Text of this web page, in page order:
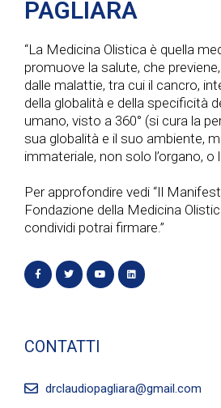
PAGLIARA
“La Medicina Olistica è quella
promuove la salute, che
dalle malattie, tra cui il cancro,
della globalità e della specificità
umano, visto a 360° (si cura la
sua globalità e il suo ambiente,
immateriale, non solo l’organo, o
Per approfondire vedi “Il
Fondazione della Medicina
condividi potrai firmare.”
CONTATTI
drclaudiopagliara@gmail.com